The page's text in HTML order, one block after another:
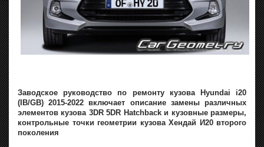
Заводское руководство по ремонту кузова Hyundai i20
(IB/GB) 2015-2022 включает описание замены различных
элементов кузова 3DR 5DR Hatchback и кузовные размеры,
контрольные точки геометрии кузова Хендай И20 второго
поколения